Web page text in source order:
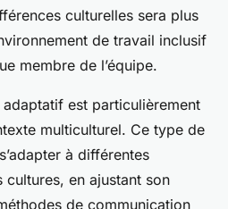
culturelles sera plus
de travail inclusif
membre de l’équipe.
est particulièrement
multiculturel. Ce type de
à différentes
cultures, en ajustant son
de communication